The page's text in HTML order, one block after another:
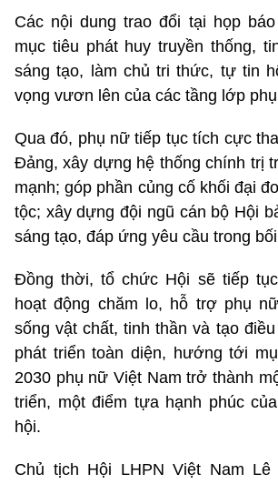
Các nội dung trao đổi tại họp
mục tiêu phát huy truyền thống,
sáng tạo, làm chủ tri thức, tự tin
vọng vươn lên của các tầng lớp
Qua đó, phụ nữ tiếp tục tích cực
Đảng, xây dựng hệ thống chính trị
mạnh; góp phần củng cố khối đại
tộc; xây dựng đội ngũ cán bộ Hội
sáng tạo, đáp ứng yêu cầu trong
Đồng thời, tổ chức Hội sẽ tiếp
hoạt động chăm lo, hỗ trợ phụ
sống vật chất, tinh thần và tạo
phát triển toàn diện, hướng tới
2030 phụ nữ Việt Nam trở thành
triển, một điểm tựa hạnh phúc
hội.
Chủ tịch Hội LHPN Việt Nam Lê